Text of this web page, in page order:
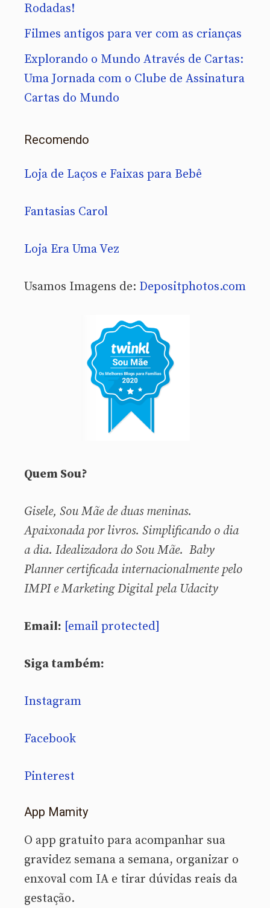
Rodadas!
Filmes antigos para ver com as crianças
Explorando o Mundo Através de Cartas:
Uma Jornada com o Clube de Assinatura
Cartas do Mundo
Recomendo
Loja de Laços e Faixas para Bebê
Fantasias Carol
Loja Era Uma Vez
Usamos Imagens de: Depositphotos.com
Quem Sou?
Gisele, Sou Mãe de duas meninas.
Apaixonada por livros. Simplificando o dia
a dia. Idealizadora do Sou Mãe. Baby
Planner certificada internacionalmente pelo
IMPI e Marketing Digital pela Udacity
Email: [email protected]
Siga também:
Instagram
Facebook
Pinterest
App Mamity
O app gratuito para acompanhar sua
gravidez semana a semana, organizar o
enxoval com IA e tirar dúvidas reais da
gestação.